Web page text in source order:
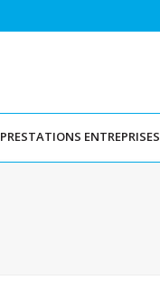
PRESTATIONS ENTREPRISES